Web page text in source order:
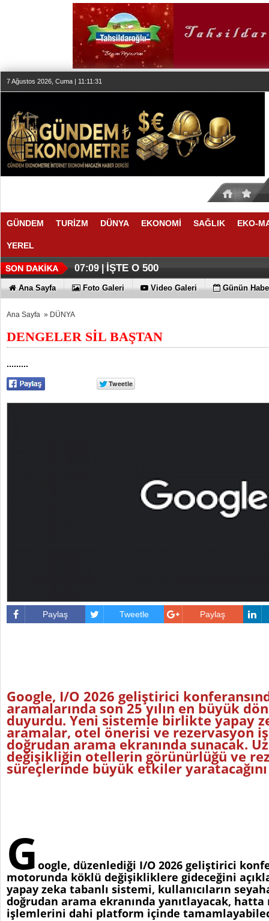
7 Ağustos 2026, Cuma | 11:11:32
GÜNDEM TURİZM DÜNYA EKONOMİ SAĞLIK EKO-
YEREL
07:09 | İŞTE O 500
Ana Sayfa Foto Galeri Video Galeri Günün
Ana Sayfa » DÜNYA
DENGELER SİL BAŞTAN
.........
Paylaş Tweetle Paylaş
Google, I/O 2026 geliştirici
aramalarında son 25 yılın en büyük
duyurdu. Yeni sistemle birlikte yapay
aramalar, otel önerisi ve rezervasyon
doğrudan arama ekranında sunacak.
değişikliğin otellerin görünürlüğü ve
süreçlerinde büyük etkiler
G oogle, düzenlediği I/O 2026 geliştirici
motorunda köklü değişikliklere gideceğini
yapay zeka tabanlı sistemi, kullanıcıların
doğrudan arama ekranında yanıtlayacak, hatta
işlemlerini dahi platform içinde